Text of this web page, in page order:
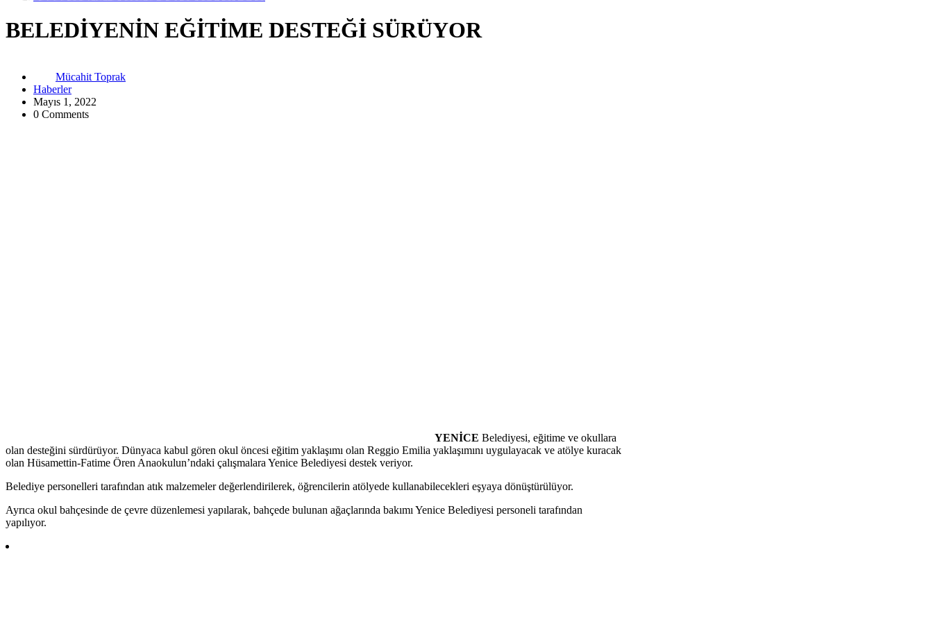
BELEDİYENİN EĞİTİME DESTEĞİ SÜRÜYOR
Mücahit Toprak
Haberler
Mayıs 1, 2022
0 Comments
YENİCE Belediyesi, eğitime ve okullara
olan desteğini sürdürüyor. Dünyaca kabul gören okul öncesi eğitim yaklaşımı olan Reggio Emilia yaklaşımını uygulayacak ve atölye kuracak
olan Hüsamettin-Fatime Ören Anaokulun’ndaki çalışmalara Yenice Belediyesi destek veriyor.
Belediye personelleri tarafından atık malzemeler değerlendirilerek, öğrencilerin atölyede kullanabilecekleri eşyaya dönüştürülüyor.
Ayrıca okul bahçesinde de çevre düzenlemesi yapılarak, bahçede bulunan ağaçlarında bakımı Yenice Belediyesi personeli tarafından
yapılıyor.